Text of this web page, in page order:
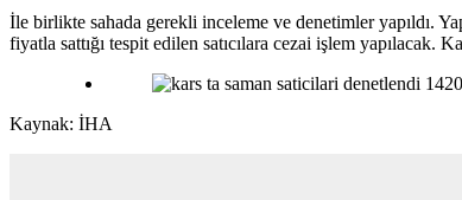
İle birlikte sahada gerekli inceleme ve denetimler yapıldı.
fiyatla sattığı tespit edilen satıcılara cezai işlem
Kaynak: İHA